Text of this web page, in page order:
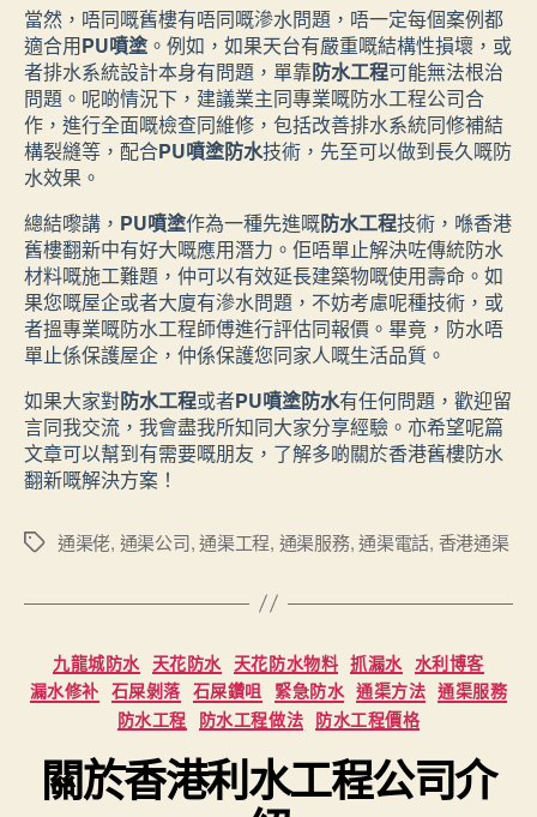
當然，唔同嘅舊樓有唔同嘅滲水問題，唔一定每個案例都
適合用PU噴塗 。例如，如果天台有嚴重嘅結構性損壞，或
者排水系統設計本身有問題，單靠防水工程可能無法根治
問題。呢啲情況下，建議業主同專業嘅防水工程公司合
作，進行全面嘅檢查同維修，包括改善排水系統同修補結
構裂縫等，配合PU噴塗防水技術，先至可以做到長久嘅防
水效果。
總結嚟講， PU噴塗作為一種先進嘅防水工程技術，喺香港
舊樓翻新中有好大嘅應用潛力。佢唔單止解決咗傳統防水
材料嘅施工難題，仲可以有效延長建築物嘅使用壽命。如
果您嘅屋企或者大廈有滲水問題，不妨考慮呢種技術，或
者搵專業嘅防水工程師傅進行評估同報價。畢竟，防水唔
單止係保護屋企，仲係保護您同家人嘅生活品質。
如果大家對防水工程或者PU噴塗防水有任何問題，歡迎留
言同我交流，我會盡我所知同大家分享經驗。亦希望呢篇
文章可以幫到有需要嘅朋友，了解多啲關於香港舊樓防水
翻新嘅解決方案！
Tags通渠佬, 通渠公司,通渠工程, 通渠服務,通渠電話, 香港通渠
Categories
九龍城防水 天花防水 天花防水物料 抓漏水 水利博客
漏水修补 石屎剝落 石屎鑽咀 緊急防水 通渠方法 通渠服務
防水工程 防水工程做法 防水工程價格
關於香港利水工程公司介